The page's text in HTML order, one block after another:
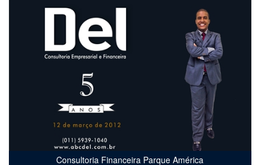
Consultoria Financeira Parque América